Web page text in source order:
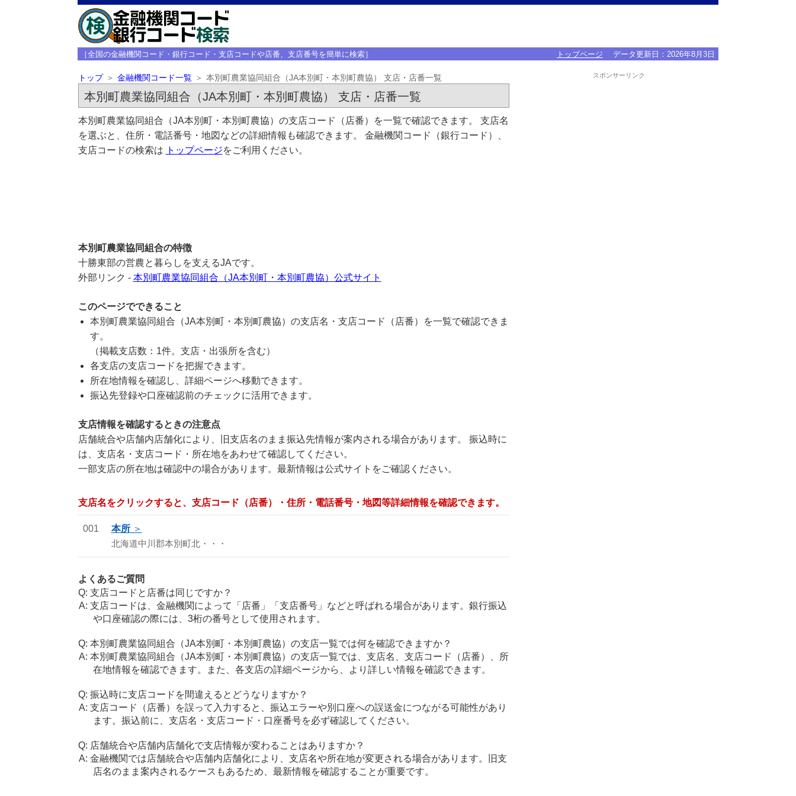
［全国の金融機関コード・銀行コード・支店コードや店番、支店番号を簡単に検索］ トップページ データ更新日： 2026年8月3日
トップ 金融機関コード一覧 本別町農業協同組合（JA本別町・本別町農協） 支店・店番一覧
本別町農業協同組合（JA本別町・本別町農協） 支店・店番一覧
本別町農業協同組合（JA本別町・本別町農協）の支店コード（店番）を一覧で確認できます。 支店名
を選ぶと、住所・電話番号・地図などの詳細情報も確認できます。 金融機関コード（銀行コード）、
支店コードの検索は
トップページをご利用ください。
本別町農業協同組合の特徴
十勝東部の営農と暮らしを支えるJAです。
外部リンク - 本別町農業協同組合（JA本別町・本別町農協）公式サイト
このページでできること
本別町農業協同組合（JA本別町・本別町農協）の支店名・支店コード（店番）を一覧で確認できま
す。
（掲載支店数：1件。支店・出張所を含む）
各支店の支店コードを把握できます。
所在地情報を確認し、詳細ページへ移動できます。
振込先登録や口座確認前のチェックに活用できます。
支店情報を確認するときの注意点
店舗統合や店舗内店舗化により、旧支店名のまま振込先情報が案内される場合があります。 振込時に
は、支店名・支店コード・所在地をあわせて確認してください。
一部支店の所在地は確認中の場合があります。最新情報は公式サイトをご確認ください。
支店名をクリックすると、支店コード（店番）・住所・電話番号・地図等詳細情報を確認できます。
001 本所
北海道中川郡本別町北・・・
よくあるご質問
支店コードと店番は同じですか？
支店コードは、金融機関によって「店番」「支店番号」などと呼ばれる場合があります。銀行振込
や口座確認の際には、3桁の番号として使用されます。
本別町農業協同組合（JA本別町・本別町農協）の支店一覧では何を確認できますか？
本別町農業協同組合（JA本別町・本別町農協）の支店一覧では、支店名、支店コード（店番）、所
在地情報を確認できます。また、各支店の詳細ページから、より詳しい情報を確認できます。
振込時に支店コードを間違えるとどうなりますか？
支店コード（店番）を誤って入力すると、振込エラーや別口座への誤送金につながる可能性があり
ます。振込前に、支店名・支店コード・口座番号を必ず確認してください。
店舗統合や店舗内店舗化で支店情報が変わることはありますか？
金融機関では店舗統合や店舗内店舗化により、支店名や所在地が変更される場合があります。旧支
店名のまま案内されるケースもあるため、最新情報を確認することが重要です。
スポンサーリンク